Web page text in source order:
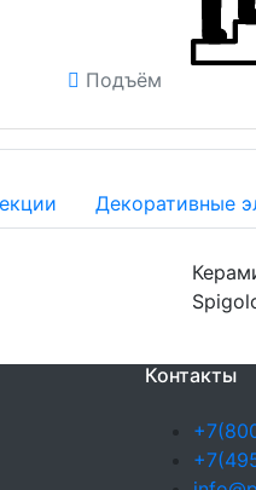
Подъём
Декоративные
Контакты